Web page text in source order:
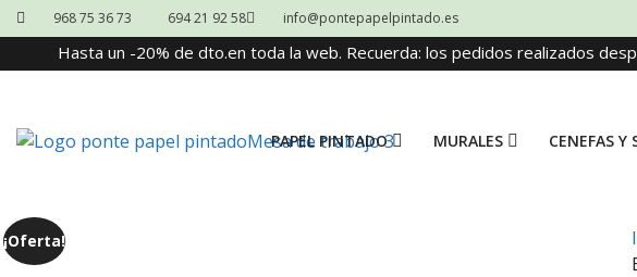
968 75 36 73 694 21 92 58 info@pontepapelpintado.es
Hasta un -20% de dto.en toda la web. Recuerda: los pedidos realizados
PAPEL PINTADO MURALES CENEFAS Y
¡Oferta!